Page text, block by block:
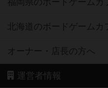
福岡県のボードゲームカ
北海道のボードゲームカ
オーナー・店長の方へ
運営者情報